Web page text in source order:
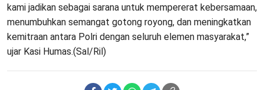
kami jadikan sebagai sarana untuk mempererat kebersamaan,
menumbuhkan semangat gotong royong, dan meningkatkan
kemitraan antara Polri dengan seluruh elemen masyarakat,”
ujar Kasi Humas.(Sal/Ril)